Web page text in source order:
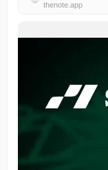
thenote.app